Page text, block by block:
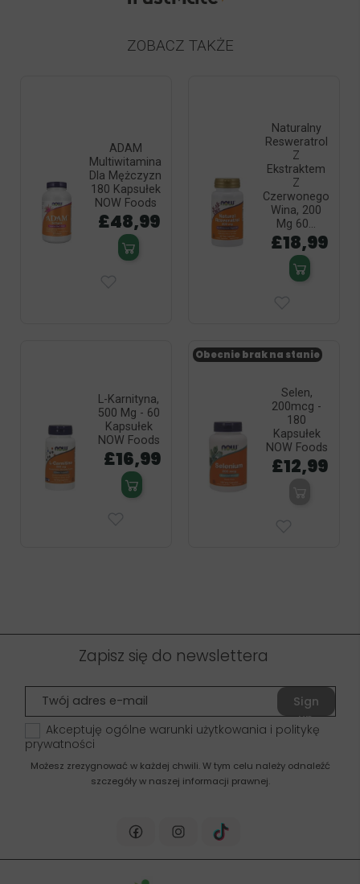
ZOBACZ TAKŻE
ADAM
Multiwitamina
Dla Mężczyzn
180 Kapsułek
NOW Foods
£48,99
Naturalny
Resweratrol
Z
Ekstraktem
Z
Czerwonego
Wina, 200
Mg 60...
£18,99
L-Karnityna,
500 Mg - 60
Kapsułek
NOW Foods
£16,99
Selen,
200mcg -
180
Kapsułek
NOW Foods
£12,99
Obecnie brak na stanie
Zapisz się do newslettera
Sign
up
Akceptuję ogólne warunki użytkowania i politykę
prywatności
Możesz zrezygnować w każdej chwili. W tym celu należy odnaleźć
szczegóły w naszej informacji prawnej.